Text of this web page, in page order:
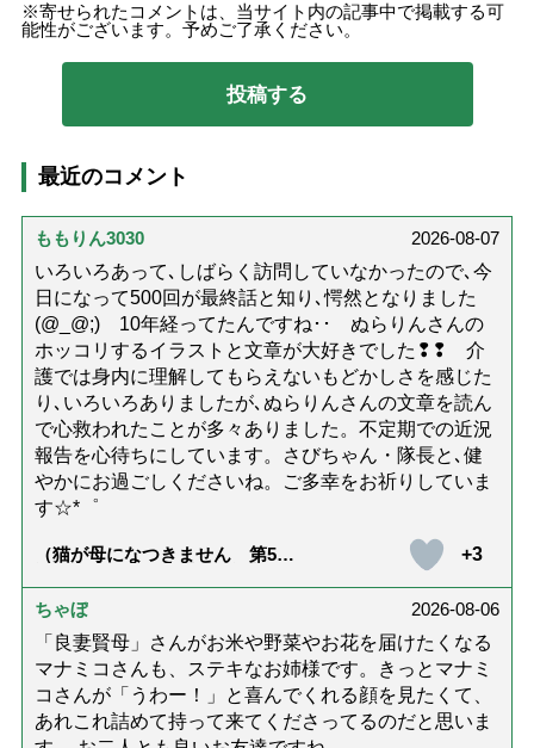
寄せられたコメントは、当サイト内の記事中で掲載する可
能性がございます。予めご了承ください。
最近のコメント
ももりん3030
2026-08-07
いろいろあって､しばらく訪問していなかったので､今
日になって500回が最終話と知り､愕然となりました
(@_@;) 10年経ってたんですね･･ ぬらりんさんの
ホッコリするイラストと文章が大好きでした❢❢ 介
護では身内に理解してもらえないもどかしさを感じた
り､いろいろありましたが､ぬらりんさんの文章を読ん
で心救われたことが多々ありました。不定期での近況
報告を心待ちにしています。さびちゃん・隊長と､健
やかにお過ごしくださいね。ご多幸をお祈りしていま
す☆*゜
（猫が母になつきません 第500
+3
ちゃぼ
2026-08-06
「良妻賢母」さんがお米や野菜やお花を届けたくなる
マナミコさんも、ステキなお姉様です。きっとマナミ
コさんが「うわー！」と喜んでくれる顔を見たくて、
あれこれ詰めて持って来てくださってるのだと思いま